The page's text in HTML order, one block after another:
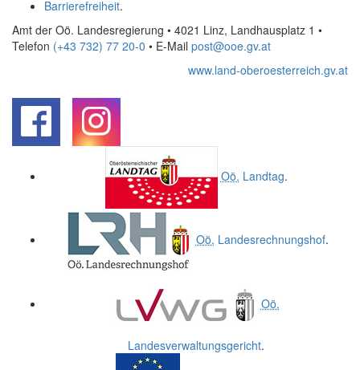
Barrierefreiheit.
Amt der Oö. Landesregierung • 4021 Linz, Landhausplatz 1 •
Telefon (+43 732) 77 20-0 • E-Mail post@ooe.gv.at
www.land-oberoesterreich.gv.at
Oö. Landtag.
Oö. Landesrechnungshof.
Oö.
Landesverwaltungsgericht.